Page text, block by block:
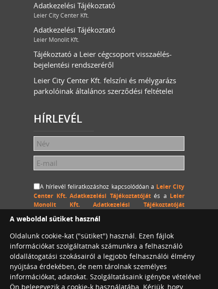
Adatkezelési Tájékoztató
Leier City Center Kft.
Adatkezelési Tájékoztató
Leier Monolit Kft.
Tájékoztató a Leier cégcsoport visszaélés-
bejelentési rendszeréről
Leier City Center Kft. felszíni és mélygarázs
parkolóinak általános szerződési feltételei
HÍRLEVÉL
A hírlevél feliratkozáshoz kapcsolódóan a Leier City
Center Kft. Adatkezelési Tájékoztatójátés a Leier
Monolit Kft. Adatkezelési Tájékoztatóját
Kft. és a Leier Monolit Kft. a megadott személyes
visszavonásig kezelje, a megadott e-mail címemre
hírlevelet küldjön.
A weboldal sütiket használ
Oldalunk cookie-kat ("sütiket") használ. Ezen fájlok
információkat szolgáltatnak számunkra a felhasználó
oldallátogatási szokásairól a legjobb felhasználói élmény
nyújtása érdekében, de nem tárolnak személyes
információkat, adatokat. Szolgáltatásaink igénybe vételével
Ön beleegyezik a cookie-k használatába. Kérjük, hogy